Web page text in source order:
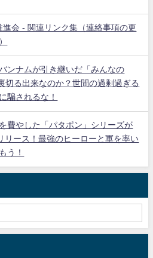
会 - 関連リンク集（連絡事項の更
ンナムが引き継いだ「みんなの
切る出来なのか？世間の過剰過ぎる
騙されるな！
費やした「パタポン」シリーズが
リース！最強のヒーローと軍を率い
う！